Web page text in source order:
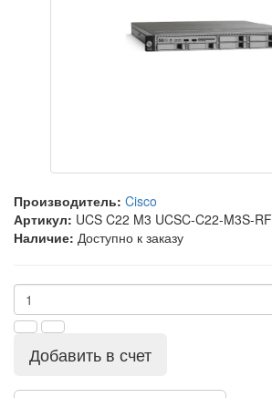
Производитель: Cisco
Артикул: UCS C22 M3 UCSC-C22-M3S-RF
Наличие: Доступно к заказу
Добавить в счет